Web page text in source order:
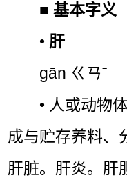
■基本字义
• 肝
gān ㄍㄢˉ
• 人或动物
成与贮存养料、
肝脏。肝炎。肝